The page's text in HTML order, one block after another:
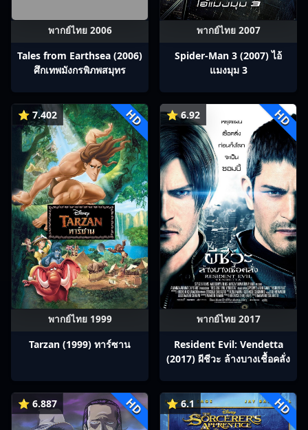
พากย์ไทย 2006
Tales from Earthsea (2006)
ศึกเทพมังกรพิภพสมุทร
พากย์ไทย 2007
Spider-Man 3 (2007) ไอ้
แมงมุม 3
⭐ 7.402 HD
พากย์ไทย 1999
Tarzan (1999) ทาร์ซาน
⭐ 6.92 HD
พากย์ไทย 2017
Resident Evil: Vendetta
(2017) ผีชีวะ ล้างบางเชื้อคลั่ง
⭐ 6.887 HD ⭐ 6.1 HD